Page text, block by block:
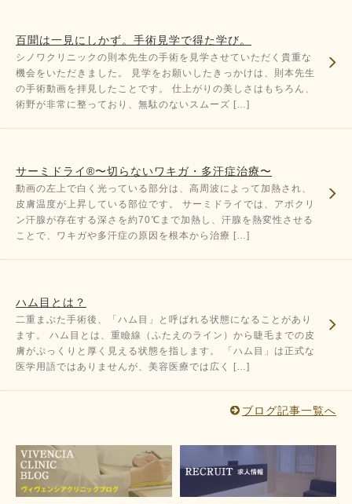
百聞は一見にしかず。手術見学で得た学び。
シノワクリニックの則本先生の手術を見学させていただく貴重な
機会をいただきました。 見学をお願いしたきっかけは、則本先生
の手術動画を拝見したことです。 仕上がりの美しさはもちろん、
術野が非常に整っており、無駄のないスムーズ […]
サーミドライ®〜切らないワキガ・多汗症治療〜
動画の左上で白く光っている部分は、高周波によって加熱され、
皮膚温度が上昇している部位です。 サーミドライでは、アポクリ
ン汗腺が存在する深さを約70℃まで加熱し、汗腺を熱変性させる
ことで、ワキガや多汗症の原因を根本から治療 […]
ハム目とは？
二重まぶた手術後、「ハム目」と呼ばれる状態になることがあり
ます。 ハム目とは、重瞼線（ふたえのライン）から睫毛までの皮
膚がぷっくりと厚く見える状態を指します。 「ハム目」は正式な
医学用語ではありませんが、美容医療では広く […]
ブログ記事一覧へ